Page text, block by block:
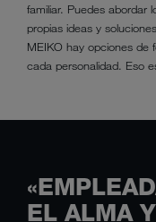
familiar. Puedes abordar
propias ideas y
MEIKO hay opciones de
cada personalidad. Eso
EL ALMA